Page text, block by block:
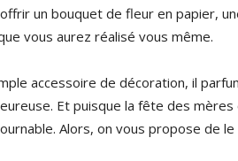
un bouquet de fleur en papier,
vous aurez réalisé vous même.
accessoire de décoration, il
Et puisque la fête des
Alors, on vous propose de